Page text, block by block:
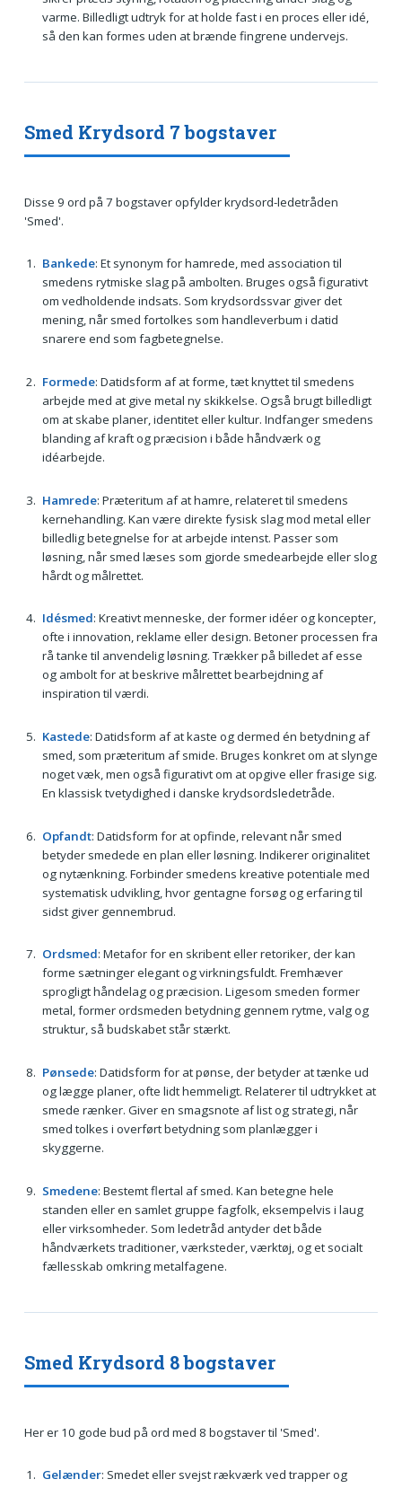
varme. Billedligt udtryk for at holde fast i en proces eller idé,
så den kan formes uden at brænde fingrene undervejs.
Smed Krydsord 7 bogstaver
Disse 9 ord på 7 bogstaver opfylder krydsord-ledetråden
'Smed'.
Bankede: Et synonym for hamrede, med association til
smedens rytmiske slag på ambolten. Bruges også figurativt
om vedholdende indsats. Som krydsordssvar giver det
mening, når smed fortolkes som handleverbum i datid
snarere end som fagbetegnelse.
Formede: Datidsform af at forme, tæt knyttet til smedens
arbejde med at give metal ny skikkelse. Også brugt billedligt
om at skabe planer, identitet eller kultur. Indfanger smedens
blanding af kraft og præcision i både håndværk og
idéarbejde.
Hamrede: Præteritum af at hamre, relateret til smedens
kernehandling. Kan være direkte fysisk slag mod metal eller
billedlig betegnelse for at arbejde intenst. Passer som
løsning, når smed læses som gjorde smedearbejde eller slog
hårdt og målrettet.
Idésmed: Kreativt menneske, der former idéer og koncepter,
ofte i innovation, reklame eller design. Betoner processen fra
rå tanke til anvendelig løsning. Trækker på billedet af esse
og ambolt for at beskrive målrettet bearbejdning af
inspiration til værdi.
Kastede: Datidsform af at kaste og dermed én betydning af
smed, som præteritum af smide. Bruges konkret om at slynge
noget væk, men også figurativt om at opgive eller frasige sig.
En klassisk tvetydighed i danske krydsordsledetråde.
Opfandt: Datidsform for at opfinde, relevant når smed
betyder smedede en plan eller løsning. Indikerer originalitet
og nytænkning. Forbinder smedens kreative potentiale med
systematisk udvikling, hvor gentagne forsøg og erfaring til
sidst giver gennembrud.
Ordsmed: Metafor for en skribent eller retoriker, der kan
forme sætninger elegant og virkningsfuldt. Fremhæver
sprogligt håndelag og præcision. Ligesom smeden former
metal, former ordsmeden betydning gennem rytme, valg og
struktur, så budskabet står stærkt.
Pønsede: Datidsform for at pønse, der betyder at tænke ud
og lægge planer, ofte lidt hemmeligt. Relaterer til udtrykket at
smede rænker. Giver en smagsnote af list og strategi, når
smed tolkes i overført betydning som planlægger i
skyggerne.
Smedene: Bestemt flertal af smed. Kan betegne hele
standen eller en samlet gruppe fagfolk, eksempelvis i laug
eller virksomheder. Som ledetråd antyder det både
håndværkets traditioner, værksteder, værktøj, og et socialt
fællesskab omkring metalfagene.
Smed Krydsord 8 bogstaver
Her er 10 gode bud på ord med 8 bogstaver til 'Smed'.
Gelænder: Smedet eller svejst rækværk ved trapper og